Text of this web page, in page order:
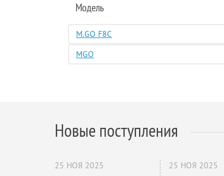
Модель
M.GO F8C
MGO
Новые поступления
25 НОЯ 2025 25 НОЯ 2025